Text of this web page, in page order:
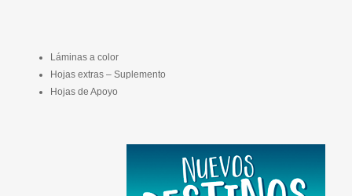
Láminas a color
Hojas extras – Suplemento
Hojas de Apoyo